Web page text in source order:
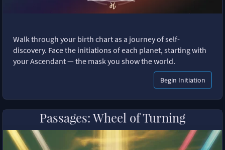
Walk through your birth chart as a journey of self-
discovery. Face the initiations of each planet, starting with
your Ascendant — the mask you show the world.
Begin Initiation
Passages: Wheel of Turning